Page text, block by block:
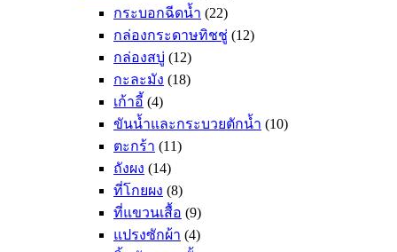
กระบอกฉีดน้ำ (22)
กล่องกระดาษทิชชู่ (12)
กล่องสบู่ (12)
กะละมัง (18)
เก้าอี้ (4)
ขันน้ำและกระบวยตักน้ำ (10)
ตะกร้า (11)
ถังผง (14)
ที่โกยผง (8)
ที่แขวนเสื้อ (9)
แปรงซักผ้า (4)